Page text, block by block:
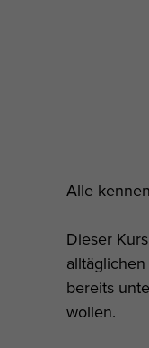
Alle
Dieser
bereits
wollen.